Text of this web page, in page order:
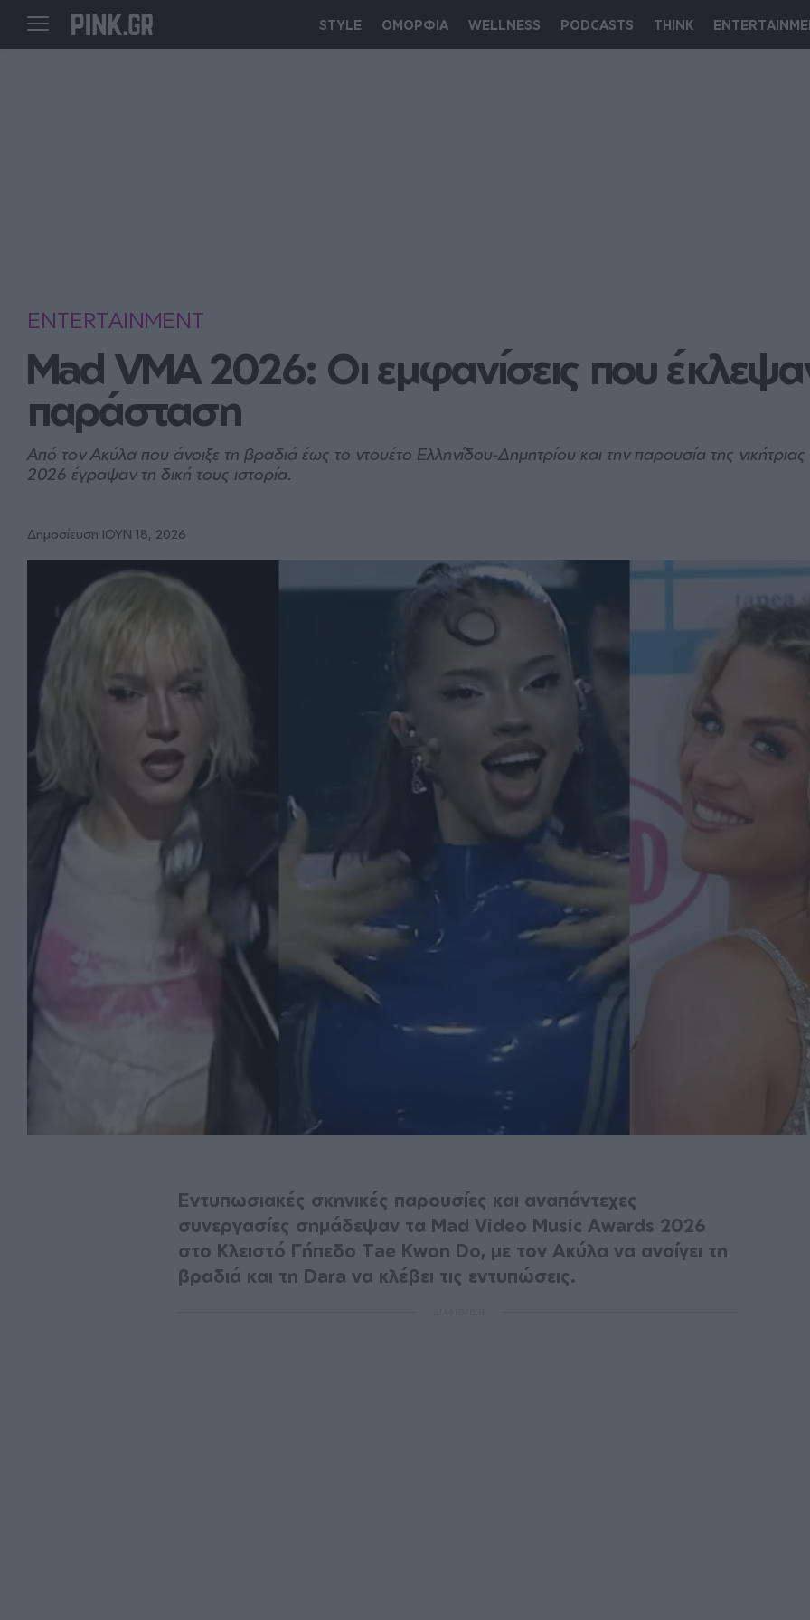
STYLE ΟΜΟΡΦΙΑ WELLNESS PODCASTS THINK
ENTERTAINMENT
Mad VMA 2026: Οι εμφανίσεις που
παράσταση
Από τον Ακύλα που άνοιξε τη βραδιά έως το ντουέτο Ελληνίδου-Δημητρίου και την παρουσία της
2026 έγραψαν τη δική τους ιστορία.
Δημοσίευση ΙΟΥΝ 18, 2026
Εντυπωσιακές σκηνικές παρουσίες και αναπάντεχες
συνεργασίες σημάδεψαν τα Mad Video Music Awards 2026
στο Κλειστό Γήπεδο Tae Kwon Do, με τον Ακύλα να ανοίγει τη
βραδιά και τη Dara να κλέβει τις εντυπώσεις.